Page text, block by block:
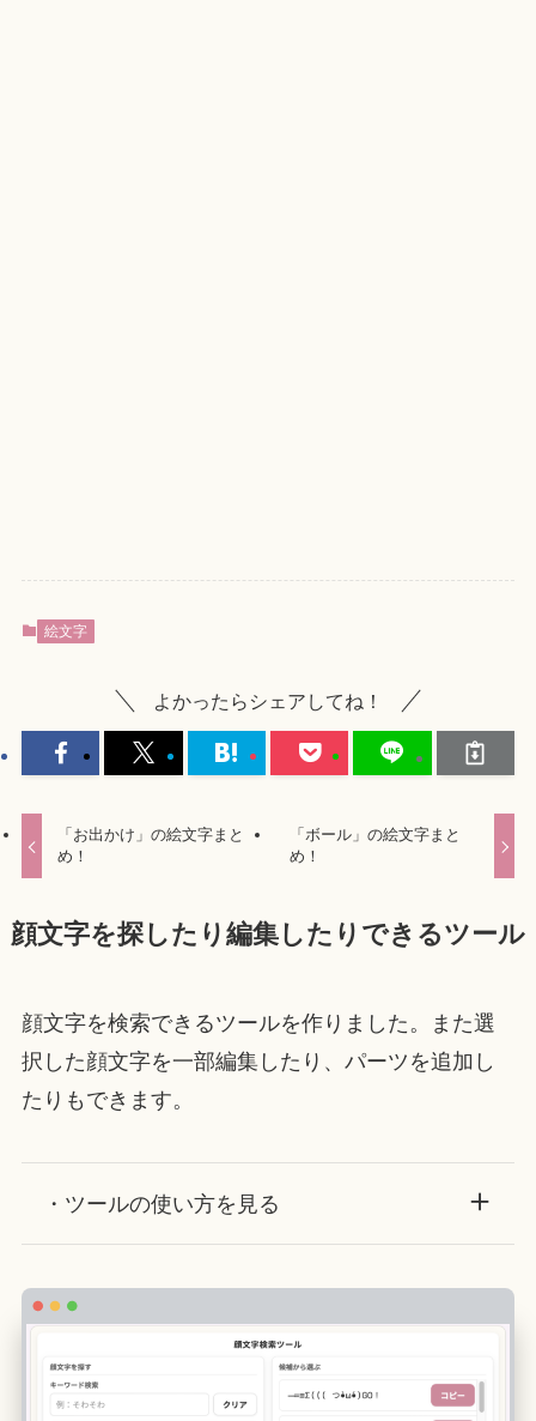
絵文字
よかったらシェアしてね！
「お出かけ」の絵文字まと
め！
「ボール」の絵文字まと
め！
顔文字を探したり編集したりできるツール
顔文字を検索できるツールを作りました。また選
択した顔文字を一部編集したり、パーツを追加し
たりもできます。
・ツールの使い方を見る